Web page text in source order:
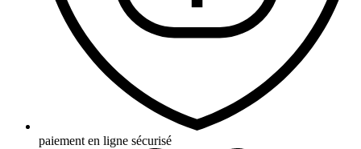
paiement en ligne sécurisé